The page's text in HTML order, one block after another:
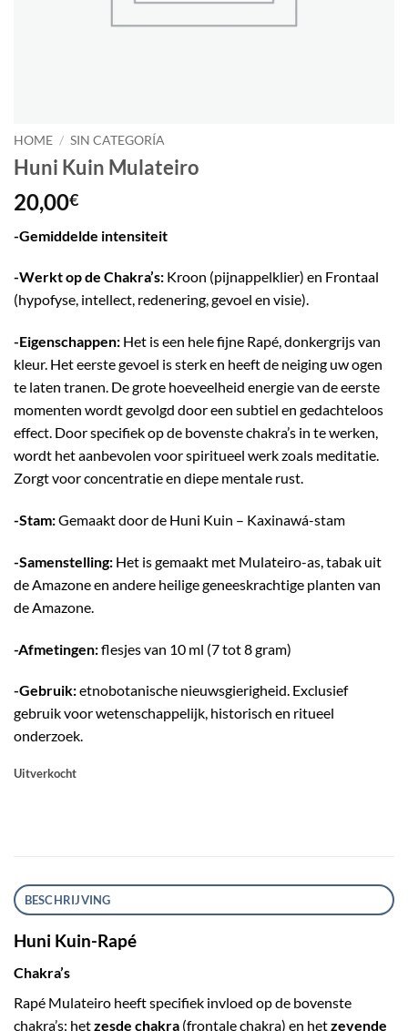
HOME / SIN CATEGORÍA
Huni Kuin Mulateiro
20,00€
-Gemiddelde intensiteit
-Werkt op de Chakra’s: Kroon (pijnappelklier) en Frontaal
(hypofyse, intellect, redenering, gevoel en visie).
-Eigenschappen: Het is een hele fijne Rapé, donkergrijs van
kleur. Het eerste gevoel is sterk en heeft de neiging uw ogen
te laten tranen. De grote hoeveelheid energie van de eerste
momenten wordt gevolgd door een subtiel en gedachteloos
effect. Door specifiek op de bovenste chakra’s in te werken,
wordt het aanbevolen voor spiritueel werk zoals meditatie.
Zorgt voor concentratie en diepe mentale rust.
-Stam:Gemaakt door de Huni Kuin – Kaxinawá-stam
-Samenstelling: Het is gemaakt met Mulateiro-as, tabak uit
de Amazone en andere heilige geneeskrachtige planten van
de Amazone.
-Afmetingen:flesjes van 10 ml (7 tot 8 gram)
-Gebruik:etnobotanische nieuwsgierigheid. Exclusief
gebruik voor wetenschappelijk, historisch en ritueel
onderzoek.
Uitverkocht
BESCHRIJVING
Huni Kuin-Rapé
Chakra’s
Rapé Mulateiro heeft specifiek invloed op de bovenste
chakra’s: hetzesde chakra (frontale chakra) en hetzevende